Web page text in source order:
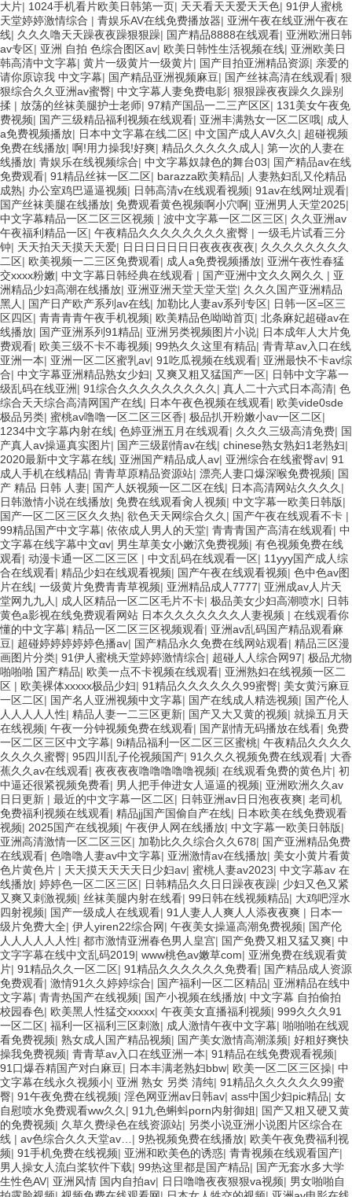
大片| 1024手机看片欧美日韩第一页| 天天看天天爱天天色| 91伊人蜜桃
天堂婷婷激情综合 | 青娱乐AV在线免费播放器| 亚洲午夜在线亚洲午夜在
线| 久久久噜天天躁夜夜躁狠狠躁| 国产精品8888在线观看| 亚洲欧洲日韩
av专区| 亚洲 自拍 色综合图区av| 欧美日韩性生活视频在线| 亚洲欧美日
韩高清中文字幕| 黄片一级黄片一级黄片| 国产目拍亚洲精品资源| 亲爱的
请你原谅我 中文字幕| 国产精品亚洲视频麻豆| 国产丝袜高清在线观看| 狠
狠综合久久亚洲av蜜臀| 中文字幕人妻免费电影| 狠狠躁夜夜躁久久躁别
揉 | 放荡的丝袜美腿护士老师| 97精产国品一二三产区区| 131美女午夜免
费视频| 国产三级精品福利视频在线观看| 亚洲丰满熟女一区二区哦| 成人
a免费视频播放| 日本中文字幕在线二区| 中文国产成人AⅤ久久 | 超碰视频
免费在线播放| 啊!用力操我!好爽| 精品久久久久久成人 | 第一次的人妻在
线播放| 青娱乐在线视频综合| 中文字幕奴隷色的舞台03| 国产精品av在线
免费观看| 91精品丝袜一区二区| barazza欧美精品| 人妻熟妇乱又伦精品
成熟| 办公室鸡巴逼逼视频| 日韩高清v在线观看视频| 91av在线网址观看|
国产丝袜美腿在线播放| 免费观看黄色视频啊小穴啊| 亚洲男人天堂2025|
中文字幕精品一区二区三区视频 | 波中文字幕一区二区三区| 久久亚洲av
午夜福利精品一区| 午夜精品久久久久久久久久蜜臀 | 一级毛片试看三分
钟| 天天拍天天摸天天爱| 日日日日日日日夜夜夜夜夜| 久久久久久久久久
二区| 欧美视频一二三区免费观看| 成人a免费视频播放| 亚洲午夜性春猛
交xxxx粉嫩| 中文字幕日韩经典在线观看 | 国产亚洲中文久久网久久 | 亚
洲精品少妇高潮在线播放| 亚洲亚洲天堂天堂天堂| 久久久国产亚洲精品
黑人 | 国产日产欧产系列av在线| 加勒比人妻av系列专区| 日韩一区=区三
区四区| 青青青青午夜手机视频| 欧美精品色呦呦首页| 北条麻妃超碰av在
线播放| 国产亚洲系列91精品| 亚洲另类视频图片小说| 日本成年人大片免
费观看| 欧美三级不卡不毒视频| 99热久久这里有精品| 青青草av入口在线
亚洲一本| 亚洲一区二区蜜乳av| 91吃瓜视频在线观看| 亚洲最快不卡av综
合| 中文字幕亚洲精品熟女少妇| 又爽又粗又猛国产一区| 日韩中文字幕一
级乱码在线亚洲| 91综合久久久久久久久久久 | 真人二十六式日本高清| 色
综合天天综合高清网国产在线| 日本午夜色视频在线观看| 欧美vide0sde
极品另类| 蜜桃av噜噜一区二区三区香| 极品扒开粉嫩小av一区二区|
1234中文字幕内射在线| 色婷亚洲五月在线观看| 久久久三级高清免费| 国
产真人av操逼真实图片| 国产三级剧情av在线| chinese熟女熟妇1老熟妇|
2020最新中文字幕在线| 亚洲国产精品成人av| 亚洲综合在线蜜臀av| 91
成人手机在线精品| 青青草原精品资源站| 漂亮人妻口爆深喉免费视频| 国
产 精品 日韩 人妻| 国产人妖视频一区二区在线| 日本高清网站久久久久 |
日韩激情小说在线播放| 免费在线观看肏人视频| 中文字幕一欧美日韩版|
国产一区二区三区久久热| 欲色天天网综合久久 | 国产午夜在线观看不卡 |
99精品国产中文字幕| 依依成人男人的天堂| 青青青国产高清在线观看| 中
文字幕在线字幕中文αv| 男生草美女小嫩泬免费视频| 有色视频免费在线
观看| 动漫卡通一区二区三区 | 中文乱码在线观看一区| 11yyy国产成人综
合在线观看| 精品少妇在线观看视频| 国产午夜在线观看视频| 色中色av图
片在线| 一级黄片免费青青草视频| 亚洲精品成人7777| 亚洲成av人片天
堂网九九人 | 成人区精品一区二区毛片不卡| 极品美女少妇高潮喷水| 日韩
黄色a影视在线免费观看网站 日本久久久久久久久人妻视频 | 在线观看你
懂的中文字幕| 精品一区二区三区视频观看| 亚洲av乱码国产精品观看麻
豆| 超碰婷婷婷婷婷色播av| 国产精品永久免费在线网站观看| 精品三区漫
画图片分类| 91伊人蜜桃天堂婷婷激情综合| 超碰人人综合网97| 极品尤物
啪啪啪 国产精品| 欧美一点不卡视频在线观看| 亚洲熟妇在线视频一区二
区 | 欧美裸体xxxxx极品少妇| 91精品久久久久久久99蜜臀| 美女黄污麻豆
一区二区| 国产名人亚洲视频中文字幕| 国产在线成人精选视频| 国产伦人
人人人人人性| 精品人妻一二三区更新| 国产又大又黄的视频| 就操五月天
在线视频| 午夜一分钟视频免费在线观看| 国产剧情无码播放在线看| 免费
一区二区三区中文字幕| 9i精品福利一区二区三区蜜桃| 午夜精品久久久久
久久久久蜜臀| 95四川乱子伦视频国产| 91久久久视频免费在线观看| 大香
蕉久久av在线观看| 夜夜夜夜噜噜噜噜噜视频| 在线观看免费的黄色片| 初
中逼还很紧视频免费看| 男人把手伸进女人逼逼的视频| 亚洲欧洲久久av
日日更新 | 最近的中文字幕一区二区| 日韩亚洲av日日泡夜夜爽| 老司机
免费福利视频在线观看| 精品jj国产国偷自产在线| 日本欧美在线免费观看
视频| 2025国产在线视频| 午夜伊人网在线播放| 中文字幕一欧美日韩版|
亚洲高清激情一区二区三区| 加勒比久久综合久久678| 国产亚洲精品免费
在线观看| 色噜噜人妻av中文字幕| 亚洲激情av在线播放| 美女小黄片看黄
色片黄色片 | 天天摸天天天天日少妇av| 蜜桃人妻av2023| 中文字幕av 在
线播放| 婷婷色一区二区三区| 日韩精品久久日日躁夜夜躁| 少妇又色又紧
又爽又刺激视频| 丝袜美腿内射在线看| 99日韩在线视频精品| 大鸡吧淫水
四射视频| 国产一级成人在线观看| 91人妻人人爽人人添夜夜爽 | 日本一
级片免费大全| 伊人yiren22综合网| 午夜美女操逼高潮免费视频| 国产伦
人人人人人人性| 都市激情亚洲春色男人皇宫| 国产免费又粗又猛又爽| 中
文字字幕在线中文乱码2019| www桃色av嫩草com| 亚洲免费在线观看黄
片| 91精品久久一区二区| 91精品久久久久久久免费看| 国产精品成人资源
免费观看| 激情91久久婷婷综合| 国产福利一区二区精品| 亚洲精品在线中
文字幕| 青青热国产在线视频| 国产小视频在线播放| 中文字幕 自拍偷拍
校园春色| 欧美黑人性猛交xxxxx| 午夜美女直播福利视频| 999久久久91
一区二区| 福利一区福利三区刺激| 成人激情午夜中文字幕| 啪啪啪在线观
看免费视频| 熟女成人国产精品视频| 国产美女激情高潮漾频| 好粗好爽快
操我免费视频| 青青草av入口在线亚洲一本| 91精品在线免费观看视频|
91口爆吞精国产对白麻豆| 日本丰满老熟妇bbw| 欧美一区二区三区操| 中
文字幕在线永久视频小| 亚洲 熟女 另类 清纯| 91精品久久久久久久99蜜
臀| 91午夜免费在线视频| 淫色网亚洲av日韩av| ass中国少妇pic精品| 女
自慰喷水免费观看ww久久 | 91九色蝌蚪porn内射御姐| 国产又粗又硬又黄
的免费视频| 久草久费绿色在线资源站| 另类小说亚洲小说图片区综合在
线 | av色综合久久天堂av… | 9热视频免费在线播放| 欧美午夜免费福利视
频| 91手机免费在线视频| 亚洲和欧美色的诱惑| 青青视频在线观看国产|
男人操女人流白桨软件下载| 99热这里都是国产精品| 国产无套水多大学
生性色AV| 亚洲风情 国内自拍av| 日日噜噜夜夜狠狠va视频| 男女啪啪自